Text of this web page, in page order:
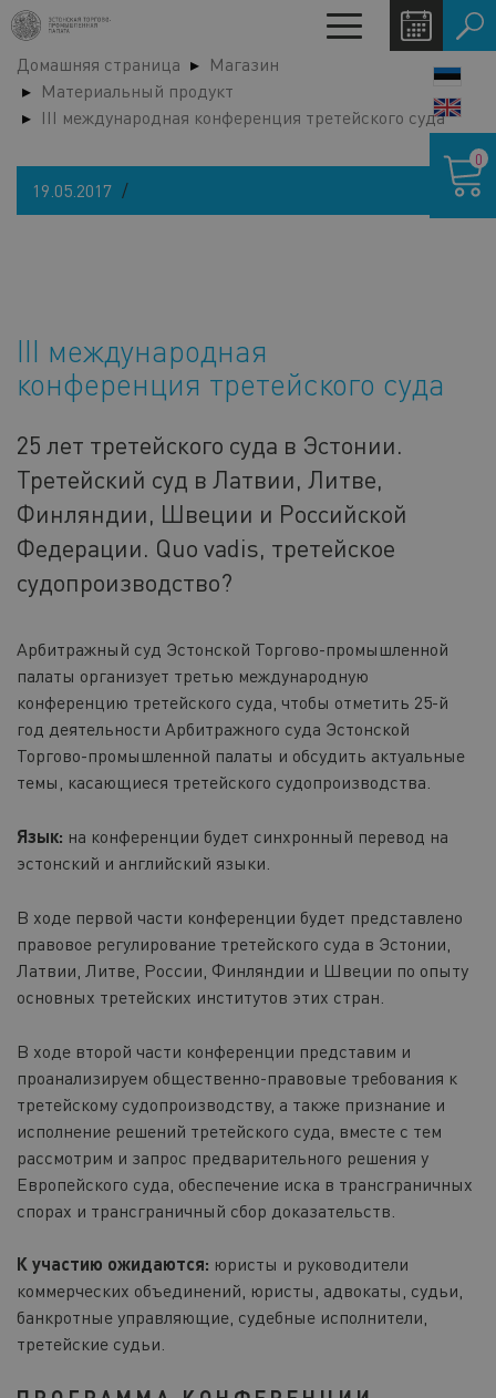
Перейти
основному
содержанию
Toggle
navigation
Домашняя страница
Магазин
Материальный продукт
III международная конференция третейского суда
19.05.2017
III международная
конференция третейского суда
25 лет третейского суда в Эстонии.
Третейский суд в Латвии, Литве,
Финляндии, Швеции и Российской
Федерации. Quo vadis, третейское
судопроизводство?
Арбитражный суд Эстонской Торгово-промышленной
палаты организует третью международную
конференцию третейского суда, чтобы отметить 25-й
год деятельности Арбитражного суда Эстонской
Торгово-промышленной палаты и обсудить актуальные
темы, касающиеся третейского судопроизводства.
Язык: на конференции будет синхронный перевод на
эстонский и английский языки.
В ходе первой части конференции будет представлено
правовое регулирование третейского суда в Эстонии,
Латвии, Литве, России, Финляндии и Швеции по опыту
основных третейских институтов этих стран.
В ходе второй части конференции представим и
проанализируем общественно-правовые требования к
третейскому судопроизводству, а также признание и
исполнение решений третейского суда, вместе с тем
рассмотрим и запрос предварительного решения у
Европейского суда, обеспечение иска в трансграничных
спорах и трансграничный сбор доказательств.
К участию ожидаются: юристы и руководители
коммерческих объединений, юристы, адвокаты, судьи,
банкротные управляющие, судебные исполнители,
третейские судьи.
Корзина
0